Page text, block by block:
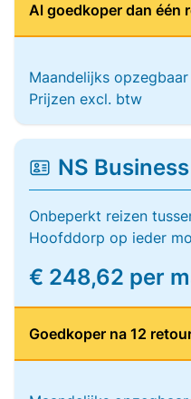
Al goedkoper dan één
Maandelijks opzegbaar
Prijzen excl. btw
NS
Onbeperkt reizen
Hoofddorp op ieder
€ 248,62 per
Goedkoper na 12